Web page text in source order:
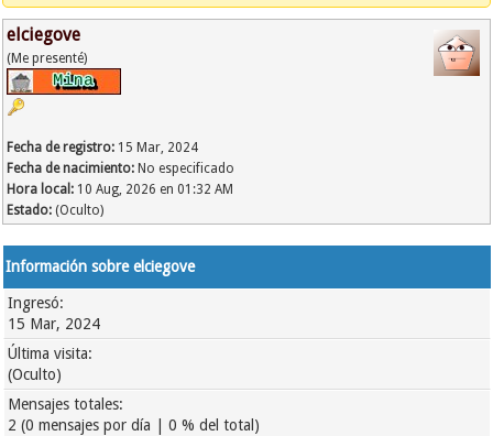
elciegove
(Me presenté)
Fecha de registro: 15 Mar, 2024
Fecha de nacimiento: No especificado
Hora local: 10 Aug, 2026 en 01:32 AM
Estado: (Oculto)
Información sobre elciegove
Ingresó:
15 Mar, 2024
Última visita:
(Oculto)
Mensajes totales:
2 (0 mensajes por día | 0 % del total)